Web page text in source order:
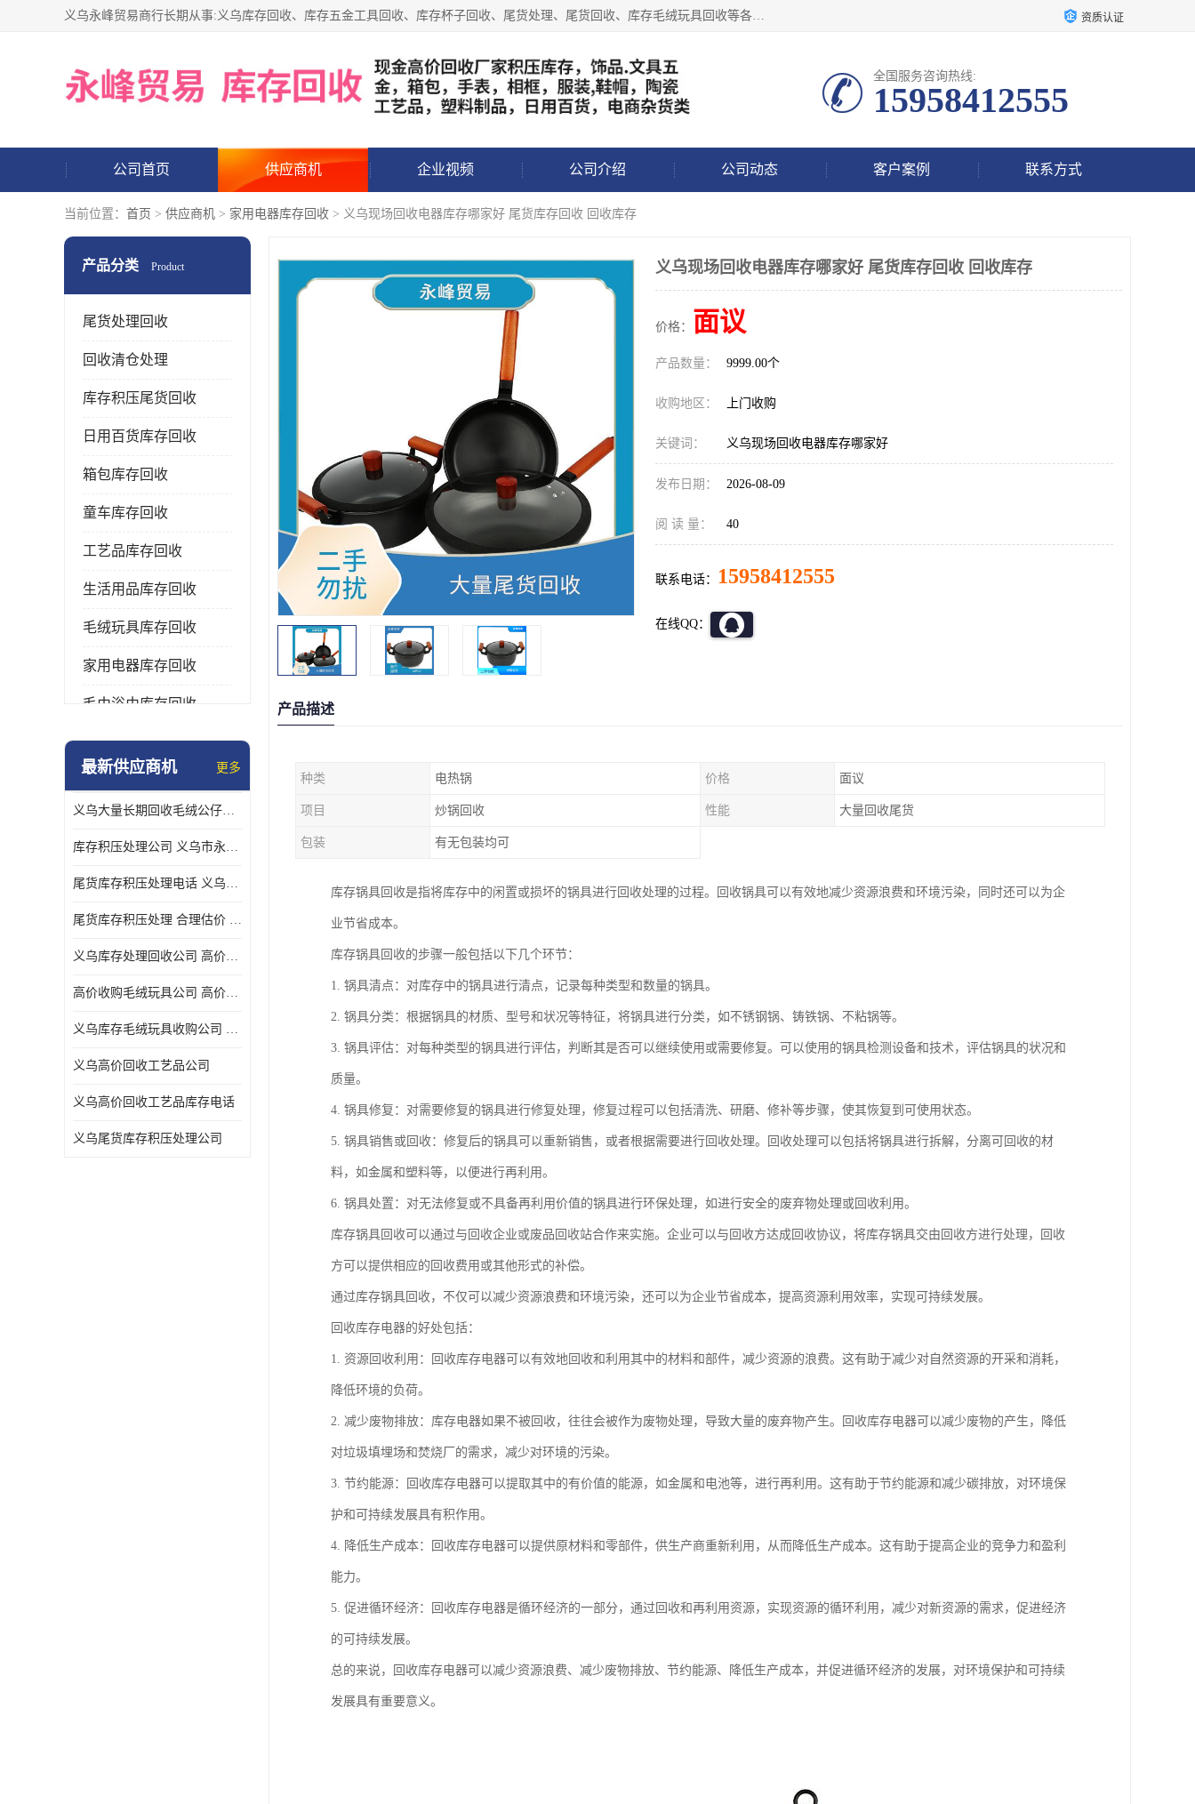
义乌永峰贸易商行长期从事:义乌库存回收、库存五金工具回收、库存杯子回收、尾货处理、尾货回收、库存毛绒玩具回收等各类产品库存回收，我们一直秉承：“，专业收购，价格从优，互惠互利，现金交易，价格公道”七大原则。欢迎有库存处理的老板来电洽谈! 资质认证
全国服务咨询热线:
15958412555
公司首页 供应商机 企业视频 公司介绍 公司动态 客户案例 联系方式
当前位置： 首页 > 供应商机 > 家用电器库存回收 > 义乌现场回收电器库存哪家好 尾货库存回收 回收库存
产品分类 Product
尾货处理回收
回收清仓处理
库存积压尾货回收
日用百货库存回收
箱包库存回收
童车库存回收
工艺品库存回收
生活用品库存回收
毛绒玩具库存回收
家用电器库存回收
毛巾浴巾库存回收
水杯保温杯库存回收
五金工具库存回收
库存厨具回收
最新供应商机 更多
义乌大量长期回收毛绒公仔公司 高价回收库存积压 高价回收 欢迎电话咨询
库存积压处理公司 义乌市永峰贸易商行
尾货库存积压处理电话 义乌市永峰贸易商行
尾货库存积压处理 合理估价 量大量小均可
义乌库存处理回收公司 高价回收库存积压 大量尾货回收
高价收购毛绒玩具公司 高价回收库存积压 回收库存 二手勿扰
义乌库存毛绒玩具收购公司 高价回收库存积压 义乌市永峰贸易商行
义乌高价回收工艺品公司
义乌高价回收工艺品库存电话
义乌尾货库存积压处理公司
义乌现场回收电器库存哪家好 尾货库存回收 回收库存
价格： 面议
产品数量： 9999.00个
收购地区： 上门收购
关键词： 义乌现场回收电器库存哪家好
发布日期： 2026-08-09
阅 读 量： 40
联系电话： 15958412555
在线QQ：
产品描述
种类 电热锅 价格 面议
项目 炒锅回收 性能 大量回收尾货
包装 有无包装均可
库存锅具回收是指将库存中的闲置或损坏的锅具进行回收处理的过程。回收锅具可以有效地减少资源浪费和环境污染，同时还可以为企
业节省成本。
库存锅具回收的步骤一般包括以下几个环节：
1. 锅具清点：对库存中的锅具进行清点，记录每种类型和数量的锅具。
2. 锅具分类：根据锅具的材质、型号和状况等特征，将锅具进行分类，如不锈钢锅、铸铁锅、不粘锅等。
3. 锅具评估：对每种类型的锅具进行评估，判断其是否可以继续使用或需要修复。可以使用的锅具检测设备和技术，评估锅具的状况和
质量。
4. 锅具修复：对需要修复的锅具进行修复处理，修复过程可以包括清洗、研磨、修补等步骤，使其恢复到可使用状态。
5. 锅具销售或回收：修复后的锅具可以重新销售，或者根据需要进行回收处理。回收处理可以包括将锅具进行拆解，分离可回收的材
料，如金属和塑料等，以便进行再利用。
6. 锅具处置：对无法修复或不具备再利用价值的锅具进行环保处理，如进行安全的废弃物处理或回收利用。
库存锅具回收可以通过与回收企业或废品回收站合作来实施。企业可以与回收方达成回收协议，将库存锅具交由回收方进行处理，回收
方可以提供相应的回收费用或其他形式的补偿。
通过库存锅具回收，不仅可以减少资源浪费和环境污染，还可以为企业节省成本，提高资源利用效率，实现可持续发展。
回收库存电器的好处包括：
1. 资源回收利用：回收库存电器可以有效地回收和利用其中的材料和部件，减少资源的浪费。这有助于减少对自然资源的开采和消耗，
降低环境的负荷。
2. 减少废物排放：库存电器如果不被回收，往往会被作为废物处理，导致大量的废弃物产生。回收库存电器可以减少废物的产生，降低
对垃圾填埋场和焚烧厂的需求，减少对环境的污染。
3. 节约能源：回收库存电器可以提取其中的有价值的能源，如金属和电池等，进行再利用。这有助于节约能源和减少碳排放，对环境保
护和可持续发展具有积作用。
4. 降低生产成本：回收库存电器可以提供原材料和零部件，供生产商重新利用，从而降低生产成本。这有助于提高企业的竞争力和盈利
能力。
5. 促进循环经济：回收库存电器是循环经济的一部分，通过回收和再利用资源，实现资源的循环利用，减少对新资源的需求，促进经济
的可持续发展。
总的来说，回收库存电器可以减少资源浪费、减少废物排放、节约能源、降低生产成本，并促进循环经济的发展，对环境保护和可持续
发展具有重要意义。